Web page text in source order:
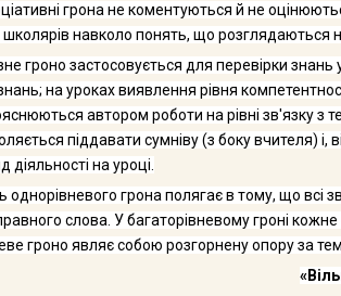
грона не коментуються й не
шко­лярів навколо понять, що розглядаються
гроно застосовується для перевірки
на уроках виявлення рівня
автором роботи на рівні зв'язку
піддавати сумніву (з боку вчителя)
діяльності на уроці.
однорівневого грона полягає в тому, що всі
слова. У багаторівневому гроні
гроно являє собою розгор­нену опору за